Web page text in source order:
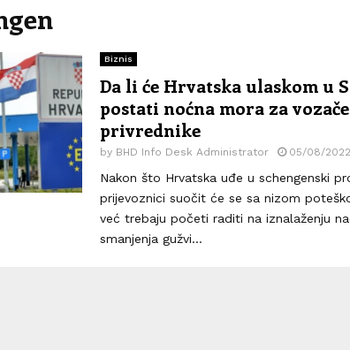
Biznis
Da li će Hrvatska ulaskom u
postati noćna mora za
privrednike
by BHD Info Desk Administrator 05/08/2022
Nakon što Hrvatska uđe u schengenski
prijevoznici suočit će se sa nizom
već trebaju početi raditi na iznalaženju
smanjenja gužvi...